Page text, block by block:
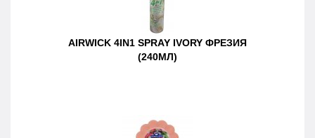
AIRWICK 4IN1 SPRAY IVORY ФРЕЗИЯ
(240МЛ)